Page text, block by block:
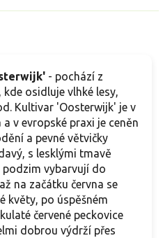
- pochází z
osidluje vlhké lesy,
Kultivar 'Oosterwijk' je v
v evropské praxi je ceněn
a pevné větvičky
s lesklými tmavě
podzim vybarvují do
na začátku června se
květy, po úspěšném
červené peckovice
dobrou výdrží přes